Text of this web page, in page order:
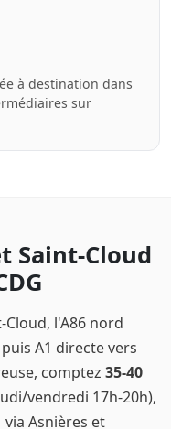
à destination dans
sur
Saint-Cloud
Cloud, l'A86 nord
A1 directe vers
comptez 35-40
vendredi 17h-20h),
Asnières et